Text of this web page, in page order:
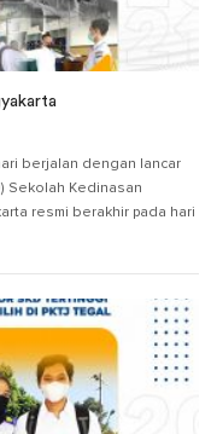
berjalan dengan lancar
Sekolah Kedinasan
resmi berakhir pada hari